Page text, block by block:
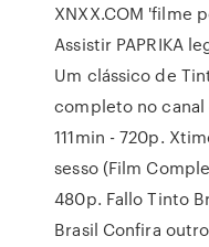
XNXX.COM 'filme
Assistir PAPRIKA
Um clássico de
completo no canal
111min - 720p.
sesso (Film
480p. Fallo Tinto
Brasil Confira